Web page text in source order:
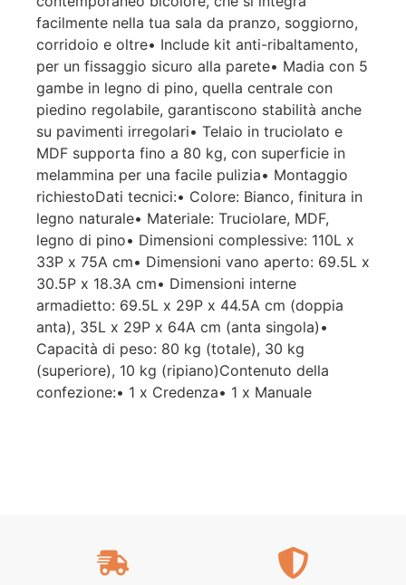
facilmente nella tua sala da pranzo, soggiorno,
corridoio e oltre• Include kit anti-ribaltamento,
per un fissaggio sicuro alla parete• Madia con 5
gambe in legno di pino, quella centrale con
piedino regolabile, garantiscono stabilità anche
su pavimenti irregolari• Telaio in truciolato e
MDF supporta fino a 80 kg, con superficie in
melammina per una facile pulizia• Montaggio
richiestoDati tecnici:• Colore: Bianco, finitura in
legno naturale• Materiale: Truciolare, MDF,
legno di pino• Dimensioni complessive: 110L x
33P x 75A cm• Dimensioni vano aperto: 69.5L x
30.5P x 18.3A cm• Dimensioni interne
armadietto: 69.5L x 29P x 44.5A cm (doppia
anta), 35L x 29P x 64A cm (anta singola)•
Capacità di peso: 80 kg (totale), 30 kg
(superiore), 10 kg (ripiano)Contenuto della
confezione:• 1 x Credenza• 1 x Manuale